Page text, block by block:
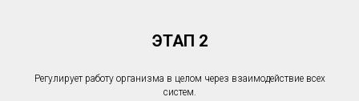
ЭТАП 2
Регулирует работу организма в целом через взаимодействие всех
систем.